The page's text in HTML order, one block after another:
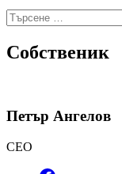
Търсене
за:
Собственик
Петър Ангелов
CEO